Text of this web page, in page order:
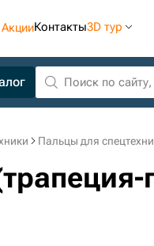
АкцииКонтакты3D тур
Пальцы для